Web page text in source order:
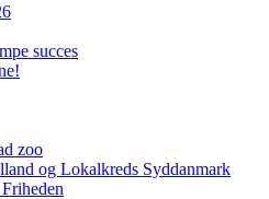
succes
zoo
og Lokalkreds Syddanmark